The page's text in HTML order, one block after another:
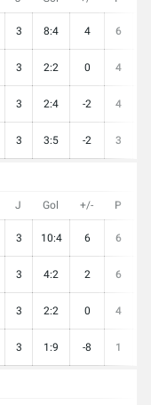
3 8:4 4 6
3 2:2 0 4
3 2:4 -2 4
3 3:5 -2 3
J Gol +/- P
3 10:4 6 6
3 4:2 2 6
3 2:2 0 4
3 1:9 -8 1